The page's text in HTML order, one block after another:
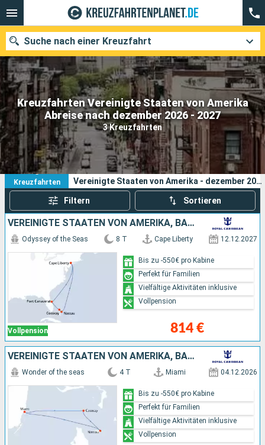
Kreuzfahrten Vereinigte Staaten von Amerika
Abreise nach dezember 2026 - 2027
3 Kreuzfahrten
Suche nach einer Kreuzfahrt
Unsere Ziele
Abfahrtsmonat
Häfen Reedereien
Suchen
3
Kreuzfahrten
Ihre Suchkriterien:
Vereinigte Staaten von Amerika - dezember 2026 - 2027
Filtern Sortieren
VEREINIGTE STAATEN VON AMERIKA, BAHAMAS
Vollpension
Odyssey of the Seas 8 T Cape Liberty 12.12.2027
814 €
Bis zu -550€ pro Kabine
Perfekt für Familien
Vielfältige Aktivitäten inklusive
Vollpension
VEREINIGTE STAATEN VON AMERIKA, BAHAMAS
Wonder of the seas 4 T Miami 04.12.2026
Bis zu -550€ pro Kabine
Perfekt für Familien
Vielfältige Aktivitäten inklusive
Vollpension